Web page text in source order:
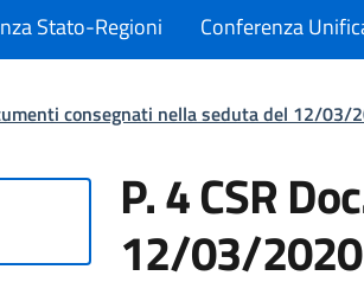
Stato-Regioni Conferenza
consegnati nella seduta del 12/03/
P. 4 CSR
12/03/2020